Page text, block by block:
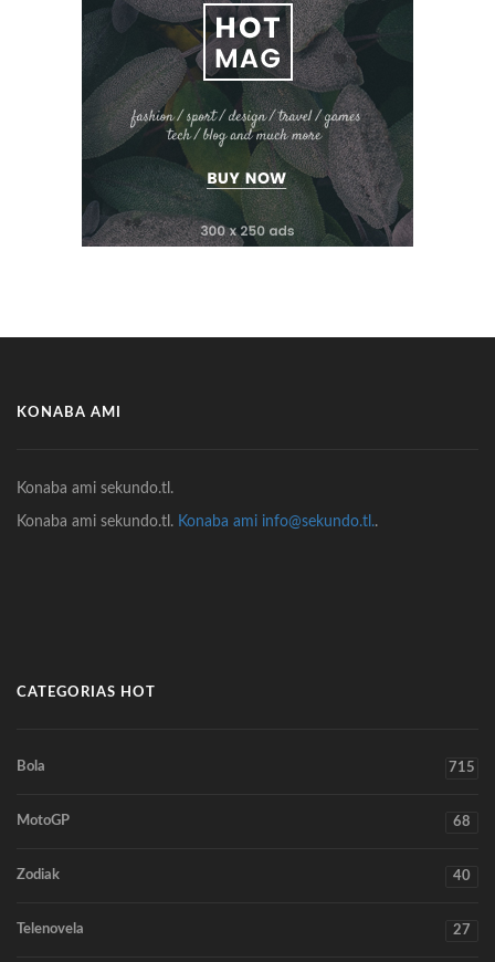
KONABA AMI
Konaba ami sekundo.tl.
Konaba ami sekundo.tl. Konaba ami info@sekundo.tl..
CATEGORIAS HOT
Bola 715
MotoGP 68
Zodiak 40
Telenovela 27